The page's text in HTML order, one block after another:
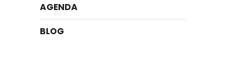
AGENDA
BLOG